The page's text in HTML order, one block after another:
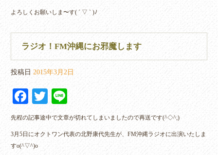
よろしくお願いしま〜す( ´ ▽ ` )ﾉ
ラジオ！FM沖縄にお邪魔します
投稿日 2015年3月2日
Fa
ce
bo
ok
T
wi
tte
r
ne
先程の記事途中で文章が切れてしまいましたので再送です(^◇^;)
3月5日にオクトワン代表の北野康代先生が、FM沖縄ラジオに出演いたしま
すo(^▽^)o